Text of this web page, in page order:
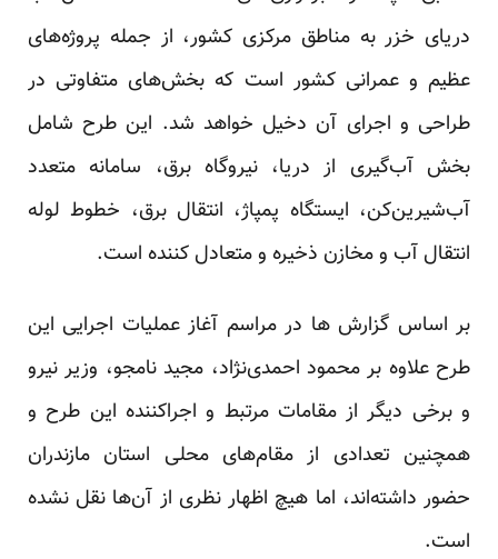
دریای خزر به مناطق مرکزی کشور، از جمله پروژه‌های
عظیم و عمرانی کشور است که بخش‌های متفاوتی در
طراحی و اجرای آن دخیل خواهد شد. این طرح شامل
بخش‌ آب‌گیری از دریا، نیروگاه برق، سامانه متعدد
آب‌شیرین‌کن، ایستگاه پمپاژ، انتقال برق، خطوط لوله
انتقال آب و مخازن ذخیره و متعادل کننده است.
بر اساس گزارش ها در مراسم آغاز عملیات اجرایی این
طرح علاوه بر محمود احمدی‌نژاد، مجید نامجو، وزیر نیرو
و برخی دیگر از مقامات مرتبط و اجراکننده این طرح و
همچنین تعدادی از مقام‌های محلی استان مازندران
حضور داشته‌اند، اما هیچ اظهار نظری از آن‌ها نقل نشده
است.